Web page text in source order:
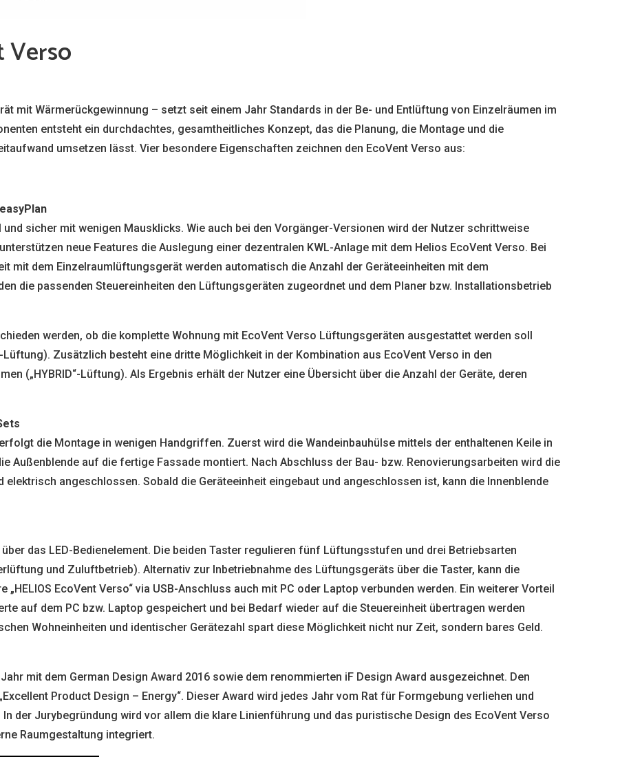
Verso
mit Wärmerückgewinnung – setzt seit einem Jahr Standards in der Be- und Entlüftung von Einzelräumen im
entsteht ein durchdachtes, gesamtheitliches Konzept, das die Planung, die Montage und die
umsetzen lässt. Vier besondere Eigenschaften zeichnen den EcoVent Verso aus:
sicher mit wenigen Mausklicks. Wie auch bei den Vorgänger-Versionen wird der Nutzer schrittweise
neue Features die Auslegung einer dezentralen KWL-Anlage mit dem Helios EcoVent Verso. Bei
mit dem Einzelraumlüftungsgerät werden automatisch die Anzahl der Geräteeinheiten mit dem
die passenden Steuereinheiten den Lüftungsgeräten zugeordnet und dem Planer bzw. Installationsbetrieb
werden, ob die komplette Wohnung mit EcoVent Verso Lüftungsgeräten ausgestattet werden soll
Lüftung). Zusätzlich besteht eine dritte Möglichkeit in der Kombination aus EcoVent Verso in den
(„HYBRID“-Lüftung). Als Ergebnis erhält der Nutzer eine Übersicht über die Anzahl der Geräte, deren
die Montage in wenigen Handgriffen. Zuerst wird die Wandeinbauhülse mittels der enthaltenen Keile in
Außenblende auf die fertige Fassade montiert. Nach Abschluss der Bau- bzw. Renovierungsarbeiten wird die
angeschlossen. Sobald die Geräteeinheit eingebaut und angeschlossen ist, kann die Innenblende
das LED-Bedienelement. Die beiden Taster regulieren fünf Lüftungsstufen und drei Betriebsarten
und Zuluftbetrieb). Alternativ zur Inbetriebnahme des Lüftungsgeräts über die Taster, kann die
EcoVent Verso“ via USB-Anschluss auch mit PC oder Laptop verbunden werden. Ein weiterer Vorteil
auf dem PC bzw. Laptop gespeichert und bei Bedarf wieder auf die Steuereinheit übertragen werden
Wohneinheiten und identischer Gerätezahl spart diese Möglichkeit nicht nur Zeit, sondern bares Geld.
mit dem German Design Award 2016 sowie dem renommierten iF Design Award ausgezeichnet. Den
Product Design – Energy“. Dieser Award wird jedes Jahr vom Rat für Formgebung verliehen und
der Jurybegründung wird vor allem die klare Linienführung und das puristische Design des EcoVent Verso
Raumgestaltung integriert.